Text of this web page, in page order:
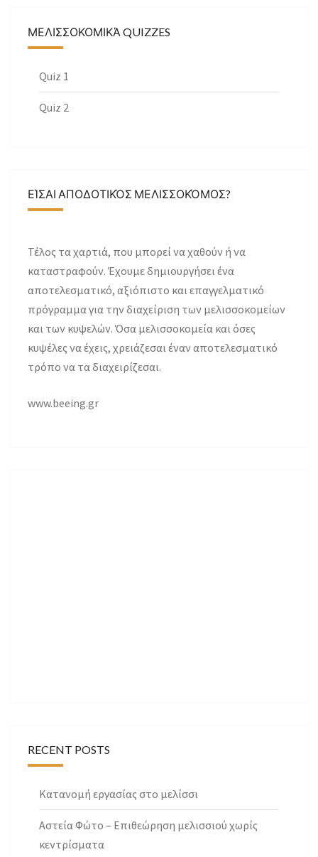
ΜΕΛΙΣΣΟΚΟΜΙΚΆ QUIZZES
Quiz 1
Quiz 2
ΕΊΣΑΙ ΑΠΟΔΟΤΙΚΌΣ ΜΕΛΙΣΣΟΚΌΜΟΣ?
Τέλος τα χαρτιά, που μπορεί να χαθούν ή να
καταστραφούν. Έχουμε δημιουργήσει ένα
αποτελεσματικό, αξιόπιστο και επαγγελματικό
πρόγραμμα για την διαχείριση των μελισσοκομείων
και των κυψελών. Όσα μελισσοκομεία και όσες
κυψέλες να έχεις, χρειάζεσαι έναν αποτελεσματικό
τρόπο να τα διαχειρίζεσαι.
www.beeing.gr
RECENT POSTS
Κατανομή εργασίας στο μελίσσι
Αστεία Φώτο – Επιθεώρηση μελισσιού χωρίς
κεντρίσματα